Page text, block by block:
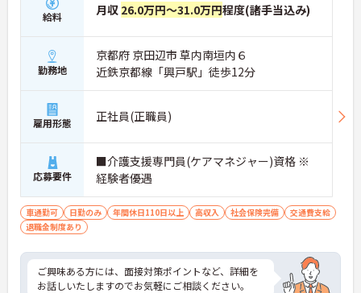
給料 月収 26.0万円～31.0万円程度(諸手当込み)
勤務地
京都府 京田辺市 草内南垣内６
近鉄京都線「興戸駅」徒歩12分
雇用形態 正社員(正職員)
応募要件
■介護支援専門員(ケアマネジャー)資格 ※
経験者優遇
車通勤可 日勤のみ 年間休日110日以上 高収入 社会保険完備
交通費支給
退職金制度あり
ご興味ある方には、面接対策ポイントなど、詳細を
お話しいたしますのでお気軽にご相談ください。